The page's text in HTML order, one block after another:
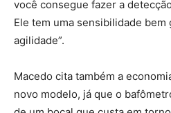
você consegue fazer a
Ele tem uma sensibilidade bem
agilidade”.
Macedo cita também a
novo modelo, já que o